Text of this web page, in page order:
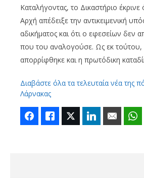
Καταλήγοντας, το Δικαστήριο
Αρχή απέδειξε την αντικειμενική
αδικήματος και ότι ο εφεσείων δεν
που του αναλογούσε. Ως εκ
απορρίφθηκε και η πρωτόδικη
Διαβάστε όλα τα τελευταία νέα της
Λάρνακας
FacebookLike Twitter LinkedIn Email